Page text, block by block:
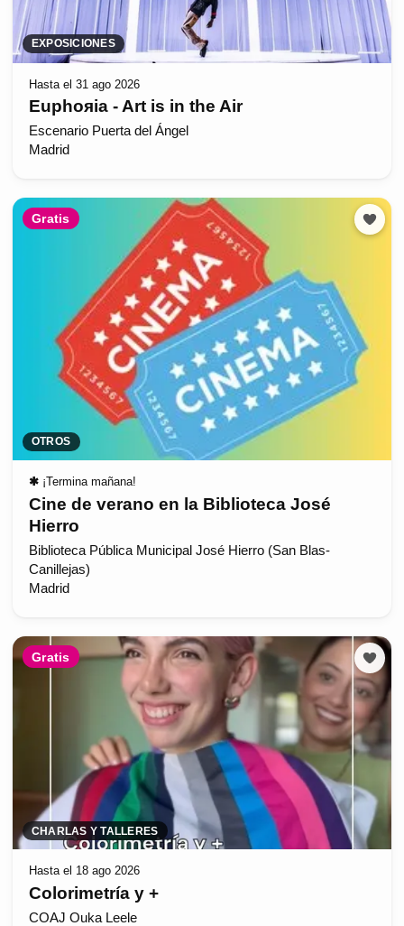
EXPOSICIONES
Hasta el 31 ago 2026
Euphoяia - Art is in the Air
Escenario Puerta del Ángel
Madrid
Gratis
OTROS
✱ ¡Termina mañana!
Cine de verano en la Biblioteca José
Hierro
Biblioteca Pública Municipal José Hierro (San Blas-
Canillejas)
Madrid
Gratis
CHARLAS Y TALLERES
Hasta el 18 ago 2026
Colorimetría y +
COAJ Ouka Leele